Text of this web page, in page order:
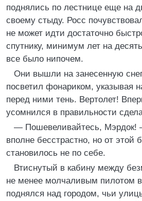
поднялись по лестнице еще на
своему стыду. Росс
не может идти достаточно
спутнику, минимум лет на
все было нипочем.
Они вышли на занесенную
посветил фонариком, указывая
перед ними тень. Вертолет!
усомнился в правильности
— Пошевеливайтесь, Мэрдок!
вполне бесстрастно, но от этой
становилось не по себе.
Втиснутый в кабину между
не менее молчаливым пилотом
поднялся над городом, чьи